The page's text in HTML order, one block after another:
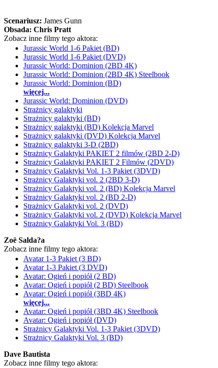
Scenariusz: James Gunn
Obsada: Chris Pratt
Zobacz inne filmy tego aktora:
Jurassic World 1-6 Pakiet (BD)
Jurassic World 1-6 Pakiet (DVD)
Jurassic World: Dominion (2BD 4K)
Jurassic World: Dominion (2BD 4K) Steelbook
Jurassic World: Dominion (BD)
więcej...
Jurassic World: Dominion (DVD)
Strażnicy galaktyki
Strażnicy galaktyki (BD)
Strażnicy galaktyki (BD) Kolekcja Marvel
Strażnicy galaktyki (DVD) Kolekcja Marvel
Strażnicy galaktyki 3-D (2BD)
Strażnicy Galaktyki PAKIET 2 filmów (2BD 2-D)
Strażnicy Galaktyki PAKIET 2 Filmów (2DVD)
Strażnicy Galaktyki Vol. 1-3 Pakiet (3DVD)
Strażnicy Galaktyki vol. 2 (2BD 3-D)
Strażnicy Galaktyki vol. 2 (BD) Kolekcja Marvel
Strażnicy Galaktyki vol. 2 (BD 2-D)
Strażnicy Galaktyki vol. 2 (DVD)
Strażnicy Galaktyki vol. 2 (DVD) Kolekcja Marvel
Strażnicy Galaktyki Vol. 3 (BD)
Zoë Salda?a
Zobacz inne filmy tego aktora:
Avatar 1-3 Pakiet (3 BD)
Avatar 1-3 Pakiet (3 DVD)
Avatar: Ogień i popiół (2 BD)
Avatar: Ogień i popiół (2 BD) Steelbook
Avatar: Ogień i popiół (3BD 4K)
więcej...
Avatar: Ogień i popiół (3BD 4K) Steelbook
Avatar: Ogień i popiół (DVD)
Strażnicy Galaktyki Vol. 1-3 Pakiet (3DVD)
Strażnicy Galaktyki Vol. 3 (BD)
Dave Bautista
Zobacz inne filmy tego aktora: